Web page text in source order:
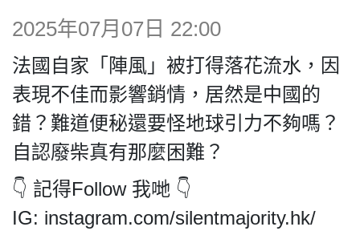
視頻
昔日
系列
2025年07月07日 22:00
法國自家「陣風」被打得落花流水，因
表現不佳而影響銷情，居然是中國的
錯？難道便秘還要怪地球引力不夠嗎？
自認廢柴真有那麼困難？
👇 記得Follow 我哋 👇
IG: instagram.com/silentmajority.hk/